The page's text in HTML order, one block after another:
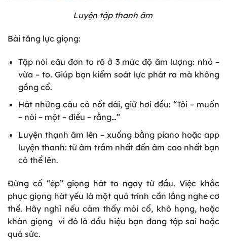
Luyện tập thanh âm
Bài tăng lực giọng:
Tập nói câu đơn to rõ ở 3 mức độ âm lượng: nhỏ –
vừa – to. Giúp bạn kiểm soát lực phát ra mà không
gồng cổ.
Hát những câu có nốt dài, giữ hơi đều: “Tôi – muốn
– nói – một – điều – rằng…”
Luyện thạnh âm lên – xuống bằng piano hoặc app
luyện thanh: từ âm trầm nhất đến âm cao nhất bạn
có thể lên.
Đừng cố “ép” giọng hát to ngay từ đầu. Việc khắc
phục giọng hát yếu là một quá trình cần lắng nghe cơ
thể. Hãy nghỉ nếu cảm thấy mỏi cổ, khô họng, hoặc
khàn giọng vì đó là dấu hiệu bạn đang tập sai hoặc
quá sức.